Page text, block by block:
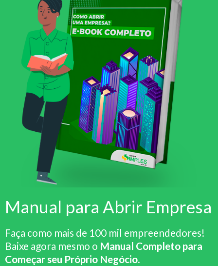
Manual para Abrir Empresa
Faça como mais de 100 mil empreendedores!
Baixe agora mesmo o Manual Completo para
Começar seu Próprio Negócio.